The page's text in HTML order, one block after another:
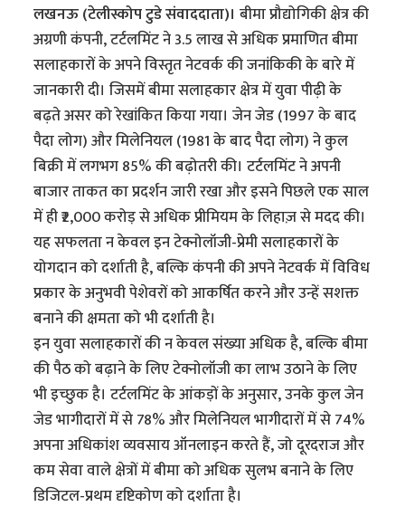
लखनऊ (टेलीस्कोप टुडे संवाददाता)।बीमा प्रौद्योगिकी क्षेत्र की
अग्रणी कंपनी, टर्टलमिंट ने 3.5 लाख से अधिक प्रमाणित बीमा
सलाहकारों के अपने विस्तृत नेटवर्क की जनांकिकी के बारे में
जानकारी दी। जिसमें बीमा सलाहकार क्षेत्र में युवा पीढ़ी के
बढ़ते असर को रेखांकित किया गया। जेन जेड (1997 के बाद
पैदा लोग) और मिलेनियल (1981 के बाद पैदा लोग) ने कुल
बिक्री में लगभग 85% की बढ़ोतरी की। टर्टलमिंट ने अपनी
बाजार ताकत का प्रदर्शन जारी रखा और इसने पिछले एक साल
में ही ₹2,000 करोड़ से अधिक प्रीमियम के लिहाज़ से मदद की।
यह सफलता न केवल इन टेक्नोलॉजी-प्रेमी सलाहकारों के
योगदान को दर्शाती है, बल्कि कंपनी की अपने नेटवर्क में विविध
प्रकार के अनुभवी पेशेवरों को आकर्षित करने और उन्हें सशक्त
बनाने की क्षमता को भी दर्शाती है।
इन युवा सलाहकारों की न केवल संख्या अधिक है, बल्कि बीमा
की पैठ को बढ़ाने के लिए टेक्नोलॉजी का लाभ उठाने के लिए
भी इच्छुक है। टर्टलमिंट के आंकड़ों के अनुसार, उनके कुल जेन
जेड भागीदारों में से 78% और मिलेनियल भागीदारों में से 74%
अपना अधिकांश व्यवसाय ऑनलाइन करते हैं, जो दूरदराज और
कम सेवा वाले क्षेत्रों में बीमा को अधिक सुलभ बनाने के लिए
डिजिटल-प्रथम दृष्टिकोण को दर्शाता है।